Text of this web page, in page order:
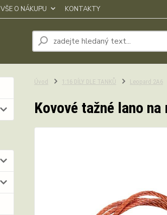
VŠE O NÁKUPU KONTAKTY
Úvod 1:16 DÍLY DLE TANKŮ Leopard 2A6
Kovové tažné lano